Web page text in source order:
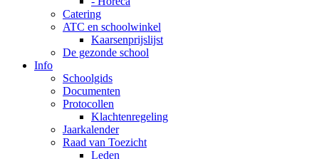
Catering
ATC en schoolwinkel
Kaarsenprijslijst
De gezonde school
Info
Schoolgids
Documenten
Protocollen
Klachtenregeling
Jaarkalender
Raad van Toezicht
Leden